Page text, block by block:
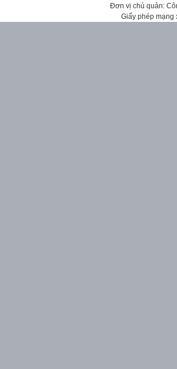
Đơn vị chủ quản:
Giấy phép mạng